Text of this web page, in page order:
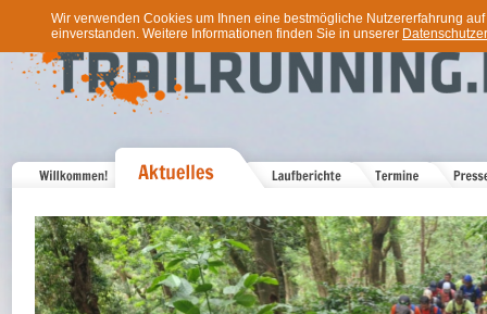
Wir verwenden Cookies um Ihnen eine bestmögliche Nutzererfahrung
einverstanden. Weitere Informationen finden Sie in unserer